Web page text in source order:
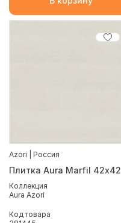
Azori | Россия
Плитка Aura Marfil 42х42
Коллекция
Aura Azori
Код товара